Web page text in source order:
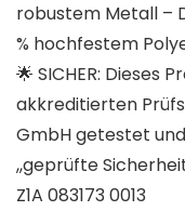
robustem Metall –
% hochfestem
🌟 SICHER: Dieses
akkreditierten
GmbH getestet
,,geprüfte
Z1A 083173 0013